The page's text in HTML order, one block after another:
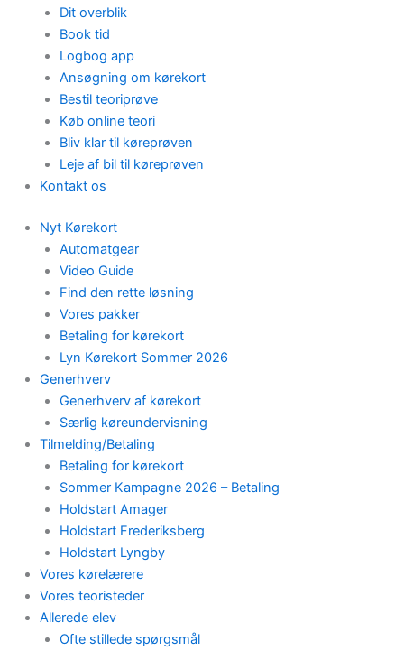
Dit overblik
Book tid
Logbog app
Ansøgning om kørekort
Bestil teoriprøve
Køb online teori
Bliv klar til køreprøven
Leje af bil til køreprøven
Kontakt os
Nyt Kørekort
Automatgear
Video Guide
Find den rette løsning
Vores pakker
Betaling for kørekort
Lyn Kørekort Sommer 2026
Generhverv
Generhverv af kørekort
Særlig køreundervisning
Tilmelding/Betaling
Betaling for kørekort
Sommer Kampagne 2026 – Betaling
Holdstart Amager
Holdstart Frederiksberg
Holdstart Lyngby
Vores kørelærere
Vores teoristeder
Allerede elev
Ofte stillede spørgsmål